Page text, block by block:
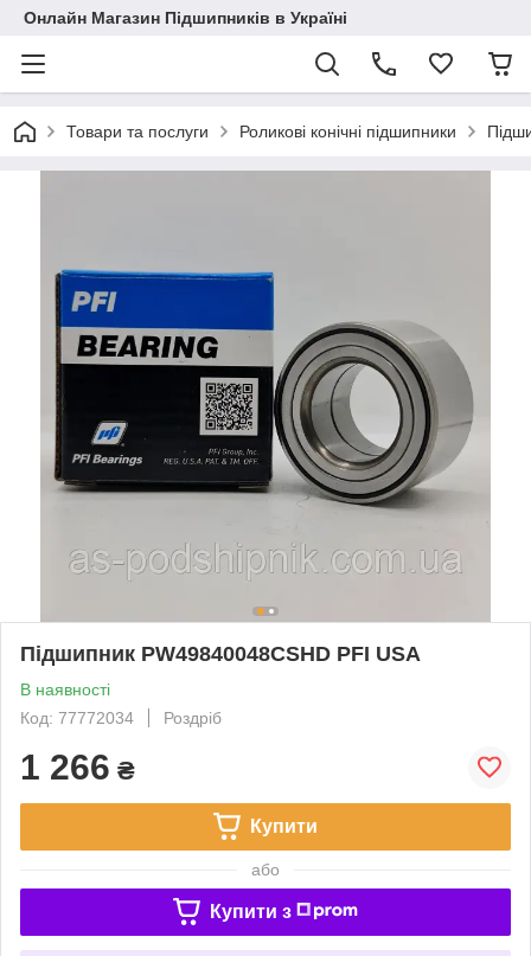
Онлайн Магазин Підшипників в Україні
Товари та послуги Роликові конічні підшипники
Підшипник PW49840048CSHD PFI USA
В наявності
Код: 77772034
Роздріб
1 266 ₴
Купити
або
Купити з